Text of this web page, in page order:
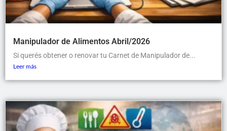
Manipulador de Alimentos Abril/2026
Si querés obtener o renovar tu Carnet de Manipulador de...
Leer más